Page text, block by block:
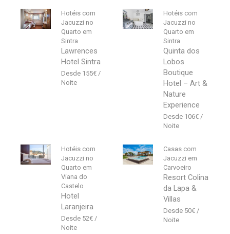
Hotéis com
Jacuzzi no
Quarto em
Sintra
Lawrences
Hotel Sintra
155€
Hotéis com
Jacuzzi no
Quarto em
Sintra
Quinta dos
Lobos
Boutique
Hotel – Art &
Nature
Experience
106€
Hotéis com
Jacuzzi no
Quarto em
Viana do
Castelo
Hotel
Laranjeira
52€
Casas com
Jacuzzi em
Carvoeiro
Resort Colina
da Lapa &
Villas
50€